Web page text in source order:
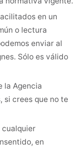
en un
o lectura
enviar al
Sólo es válido
la Agencia
si crees que no te
cualquier
en